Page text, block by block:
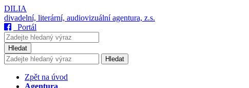
DILIA
divadelní, literární, audiovizuální agentura, z.s.
Portál
Hledat
Hledat
Zpět na úvod
Agentura